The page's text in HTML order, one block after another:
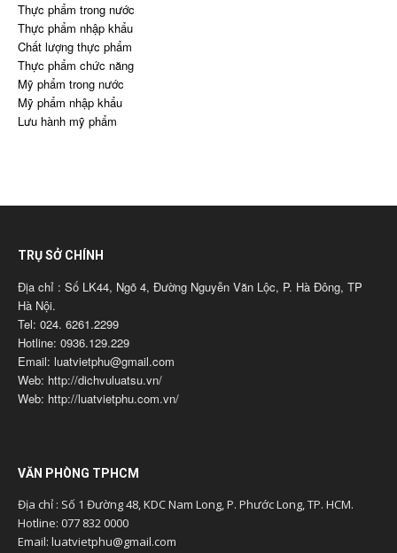
Thực phẩm trong nước
Thực phẩm nhập khẩu
Chất lượng thực phẩm
Thực phẩm chức năng
Mỹ phẩm trong nước
Mỹ phẩm nhập khẩu
Lưu hành mỹ phẩm
TRỤ SỞ CHÍNH
Địa chỉ : Số LK44, Ngõ 4, Đường Nguyễn Văn Lộc, P. Hà Đông, TP
Hà Nội.
Tel: 024. 6261.2299
Hotline: 0936.129.229
Email: luatvietphu@gmail.com
Web: http://dichvuluatsu.vn/
Web: http://luatvietphu.com.vn/
VĂN PHÒNG TPHCM
Địa chỉ : Số 1 Đường 48, KDC Nam Long, P. Phước Long, TP. HCM.
Hotline: 077 832 0000
Email: luatvietphu@gmail.com